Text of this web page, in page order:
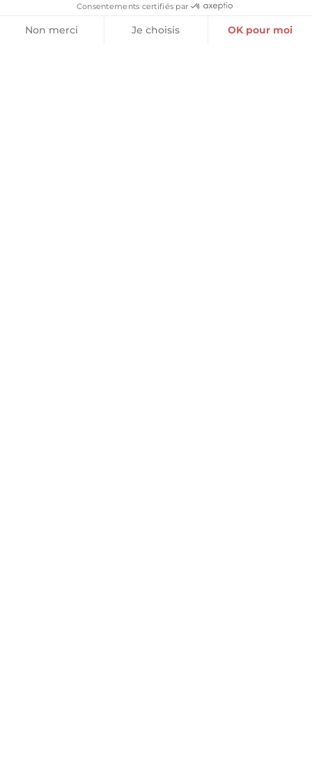
Choix des options Ajouter au panier
Consentements certifiés par
Non merci Je choisis OK pour moi